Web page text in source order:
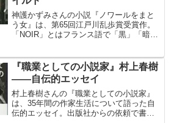
神護かずみさんの小説『ノワールをまと
う女』は、第65回江戸川乱歩賞受賞作。
「NOIR」とはフランス語で「黒」「暗
ドミステリー。スリリングな展開と鮮や
かな心理描写が魅力の一冊。
『職業としての小説家』村上春樹
――自伝的エッセイ
村上春樹さんの『職業としての小説家』
は、35年間の作家生活について語った自
伝的エッセイ。出版社からの依頼で書き